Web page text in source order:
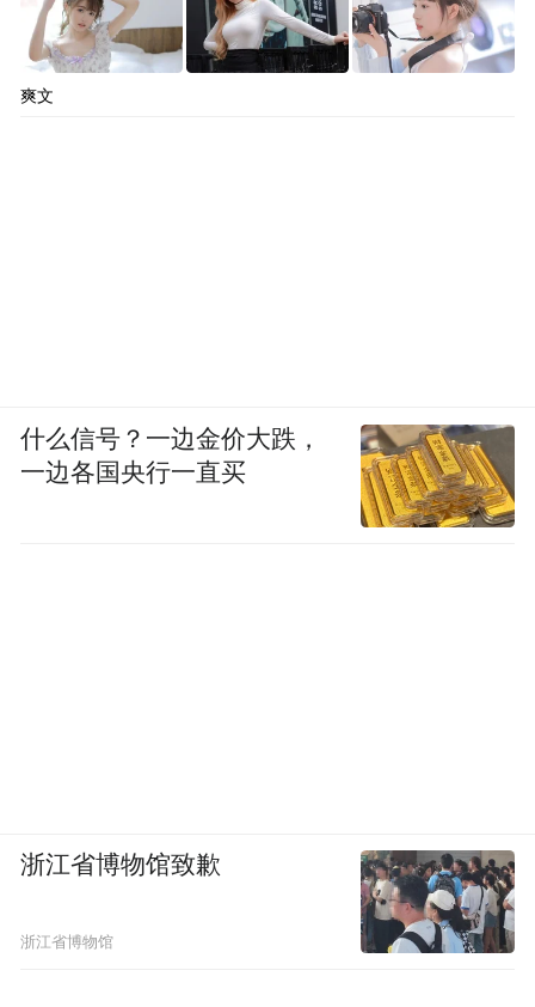
爽文
什么信号？一边金价大跌，
一边各国央行一直买
浙江省博物馆致歉
浙江省博物馆